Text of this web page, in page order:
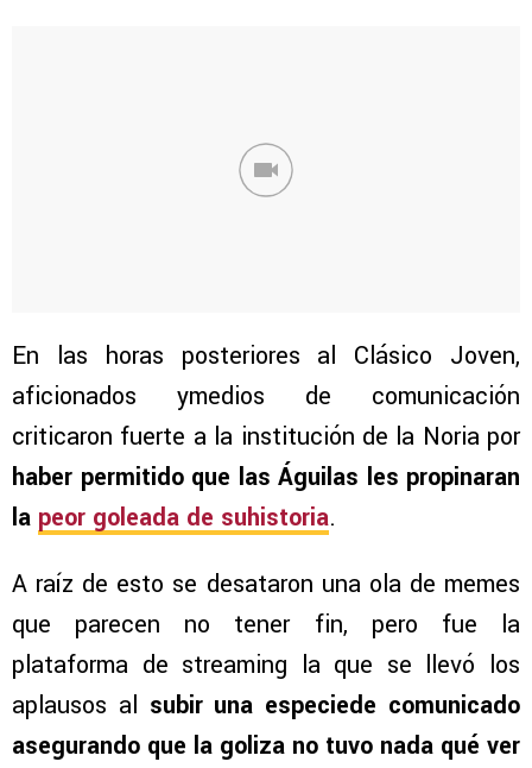
En las horas posteriores al Clásico Joven,
aficionados ymedios de comunicación
criticaron fuerte a la institución de la Noria por
haber permitido que las Águilas les propinaran
la peor goleada de suhistoria.
A raíz de esto se desataron una ola de memes
que parecen no tener fin, pero fue la
plataforma de streaming la que se llevó los
aplausos al subir una especiede comunicado
asegurando que la goliza no tuvo nada qué ver